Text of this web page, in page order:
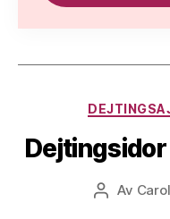
Dejtingsidor
Av